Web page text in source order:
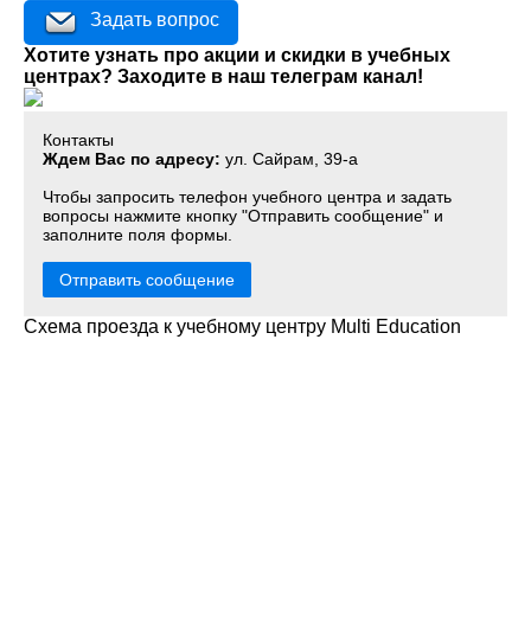
Задать вопрос
Хотите узнать про акции и скидки в учебных
центрах? Заходите в наш телеграм канал!
Контакты
Ждем Вас по адресу: ул. Сайрам, 39-а
Чтобы запросить телефон учебного центра и задать
вопросы нажмите кнопку "Отправить сообщение" и
заполните поля формы.
Отправить сообщение
Схема проезда к учебному центру Multi Education